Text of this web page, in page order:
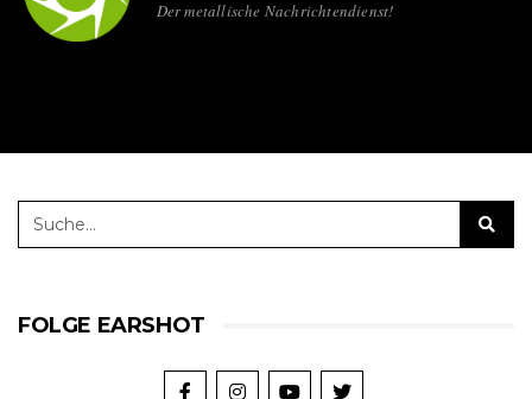
Der metallische Nachrichtendienst!
FOLGE EARSHOT